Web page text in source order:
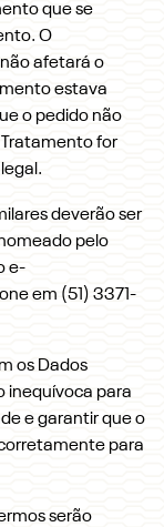
que se
O
afetará o
estava
o pedido não
for
deverão ser
pelo
e-
em (51) 3371-
os Dados
inequívoca para
e garantir que o
para
serão